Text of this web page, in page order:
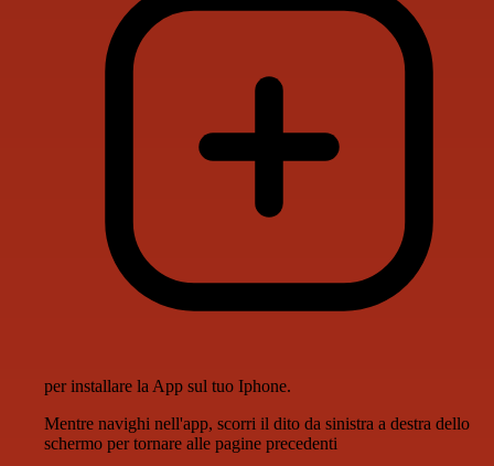
per installare la App sul tuo Iphone.
Mentre navighi nell'app, scorri il dito da sinistra a destra dello
schermo per tornare alle pagine precedenti